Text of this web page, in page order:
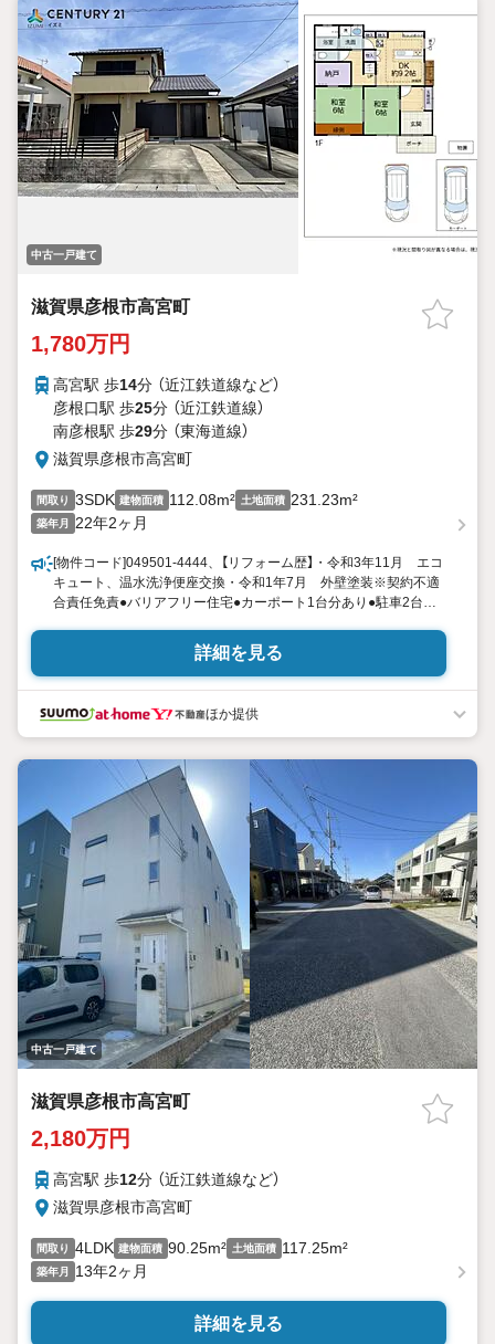
中古一戸建て
滋賀県彦根市高宮町
1,780万円
高宮駅 歩14分 （近江鉄道線など）
彦根口駅 歩25分 （近江鉄道線）
南彦根駅 歩29分 （東海道線）
滋賀県彦根市高宮町
間取り 3SDK 建物面積 112.08m² 土地面積 231.23m²
築年月 22年2ヶ月
[物件コード]049501-4444、【リフォーム歴】・令和3年11月 エコ
キュート、温水洗浄便座交換・令和1年7月 外壁塗装※契約不適
合責任免責●バリアフリー住宅●カーポート1台分あり●駐車2台可
浴室：追炊、浴室乾燥機●DK床暖房●納戸2か所
詳細を見る
ほか提供
中古一戸建て
滋賀県彦根市高宮町
2,180万円
高宮駅 歩12分 （近江鉄道線など）
滋賀県彦根市高宮町
間取り 4LDK 建物面積 90.25m² 土地面積 117.25m²
築年月 13年2ヶ月
詳細を見る